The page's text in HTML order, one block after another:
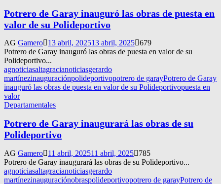
Potrero de Garay inauguró las obras de puesta en
valor de su Polideportivo
AG Gamero 13 abril, 202513 abril, 2025 679
Potrero de Garay inauguró las obras de puesta en valor de su
Polideportivo...
agnoticiasaltagracianoticiasgerardo
martínezinauguraciónpolideportivopotrero de garayPotrero de Garay
inauguró las obras de puesta en valor de su Polideportivopuesta en
valor
Departamentales
Potrero de Garay inaugurará las obras de su
Polideportivo
AG Gamero 11 abril, 202511 abril, 2025
785
Potrero de Garay inaugurará las obras de su Polideportivo...
agnoticiasaltagracianoticiasgerardo
martínezinauguraciónobraspolideportivopotrero de garayPotrero de